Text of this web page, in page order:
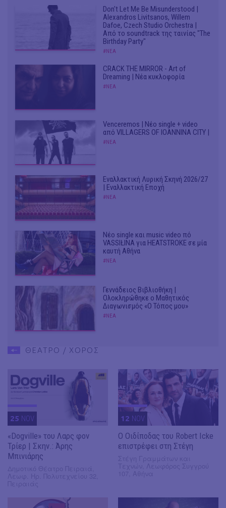
Don't Let Me Be Misunderstood |
Alexandros Livitsanos, Willem
Dafoe, Czech Studio Orchestra |
Από το soundtrack της ταινίας "The
Birthday Party"
#ΝΕΑ
CRACK THE MIRROR - Art of
Dreaming | Νέα κυκλοφορία
#ΝΕΑ
Venceremos | Νέο single + video
από VILLAGERS OF IOANNINA CITY |
#ΝΕΑ
Εναλλακτική Λυρική Σκηνή 2026/27
| Εναλλακτική Εποχή
#ΝΕΑ
Νέο single και music video πό
VASSIŁINA για HEATSTROKE σε μία
καυτή Αθήνα
#ΝΕΑ
Γεννάδειος Βιβλιοθήκη |
Ολοκληρώθηκε ο Μαθητικός
Διαγωνισμός «Ο Τόπος μου»
#ΝΕΑ
ΘΕΑΤΡΟ / ΧΟΡΟΣ
25 NOV
«Dogville» του Λαρς φον
Τρίερ | Σκην.: Άρης
Μπινιάρης
12 NOV
O Οιδίποδας του Robert Icke
επιστρέφει στη Στέγη